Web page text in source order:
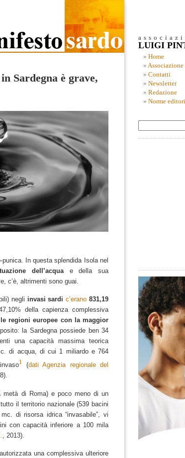
Sardegna è grave,
In questa splendida Isola nel
dell’acqua e della sua
c’è, altrimenti sono guai.
negli invasi sardi c’erano 831,19
della capienza complessiva
le regioni europee con la maggior
la Sardegna possiede ben 34
una capacità massima teorica
di acqua, di cui 1 miliardo e 764
1 (dati Agenzia regionale del
metà di Roma) e poco meno di un
il territorio nazionale (539 bacini
di risorsa idrica “invasabile”, vi
con capacità inferiore a 100 mila
, 2013).
una complessiva ulteriore
LUIGI
Home
Associazione
Contatti
Newsletter
Redazione
Norme